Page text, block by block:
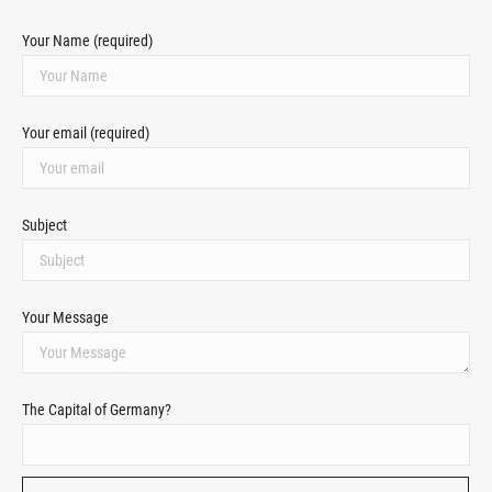
Your Name (required)
Your email (required)
Subject
Your Message
The Capital of Germany?